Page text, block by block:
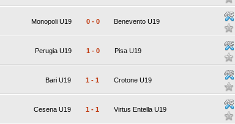
Monopoli U19 0 - 0 Benevento U19
Perugia U19 1 - 0 Pisa U19
Bari U19 1 - 1 Crotone U19
Cesena U19 1 - 1 Virtus Entella U19